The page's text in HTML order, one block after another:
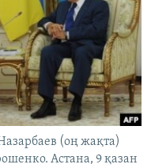
(оң жақта)
Астана, 9 қазан